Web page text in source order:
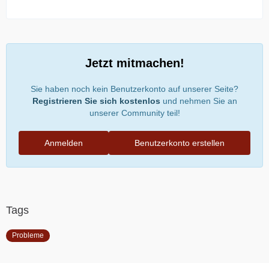
Jetzt mitmachen!
Sie haben noch kein Benutzerkonto auf unserer Seite?
Registrieren Sie sich kostenlos und nehmen Sie an
unserer Community teil!
Benutzerkonto erstellen
Anmelden
Tags
Probleme